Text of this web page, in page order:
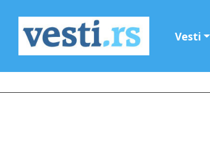
Vesti